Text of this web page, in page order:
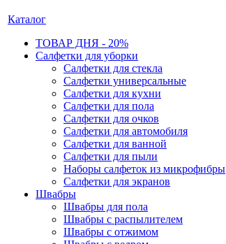
Каталог
ТОВАР ДНЯ - 20%
Салфетки для уборки
Салфетки для стекла
Салфетки универсальные
Салфетки для кухни
Салфетки для пола
Салфетки для очков
Салфетки для автомобиля
Салфетки для ванной
Салфетки для пыли
Наборы салфеток из микрофибры
Салфетки для экранов
Швабры
Швабры для пола
Швабры с распылителем
Швабры с отжимом